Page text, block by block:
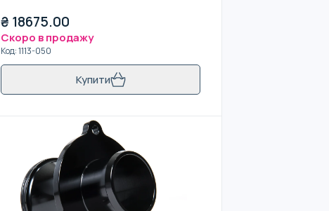
₴ 18675.00
Скоро в продажу
Код:1113-050
Купити